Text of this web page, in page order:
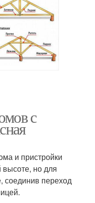
с
и пристройки
высоте, но для
соединив переход